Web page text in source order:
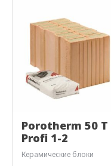
Porotherm 50 T
Profi 1-2
Керамические блоки